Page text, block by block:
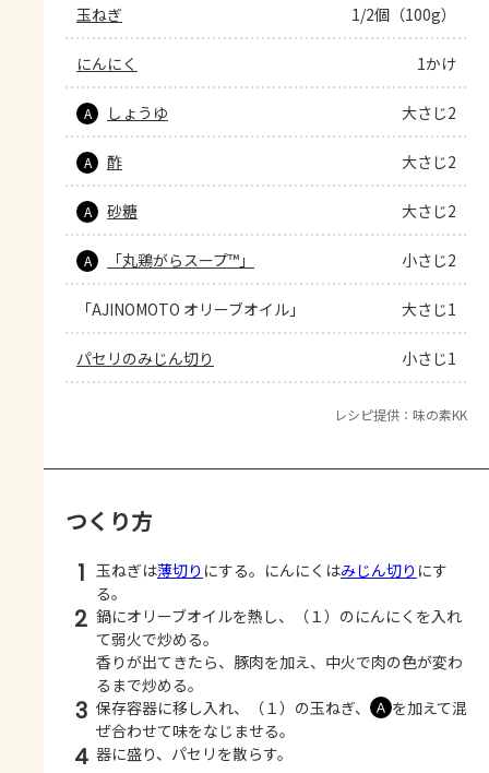
玉ねぎ 1/2個（100g）
にんにく 1かけ
A しょうゆ 大さじ2
A 酢 大さじ2
A 砂糖 大さじ2
A 「丸鶏がらスープ™」 小さじ2
「AJINOMOTO オリーブオイル」 大さじ1
パセリのみじん切り 小さじ1
レシピ提供：味の素KK
つくり方
1 玉ねぎは薄切り にする。にんにくはみじん切り にす
る。
2 鍋にオリーブオイルを熱し、（１）のにんにくを入れ
て弱火で炒める。
香りが出てきたら、豚肉を加え、中火で肉の色が変わ
るまで炒める。
3 保存容器に移し入れ、（１）の玉ねぎ、 Ａ を加えて混
ぜ合わせて味をなじませる。
4 器に盛り、パセリを散らす。